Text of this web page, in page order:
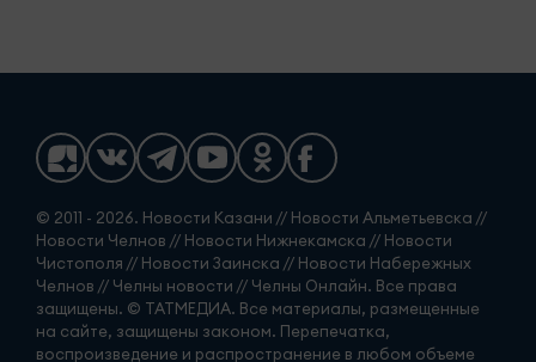
© 2011 - 2026. Новости Казани // Новости Альметьевска //
Новости Челнов // Новости Нижнекамска // Новости
Чистополя // Новости Заинска // Новости Набережных
Челнов // Челны новости // Челны Онлайн. Все права
защищены. © ТАТМЕДИА. Все материалы, размещенные
на сайте, защищены законом. Перепечатка,
воспроизведение и распространение в любом объеме